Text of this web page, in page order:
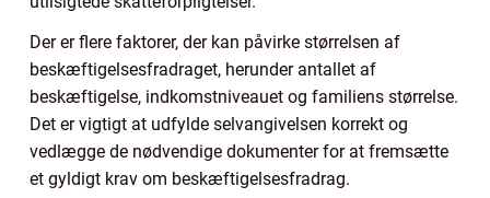
Der er flere faktorer, der kan påvirke størrelsen af
beskæftigelsesfradraget, herunder antallet af
beskæftigelse, indkomstniveauet og familiens størrelse.
Det er vigtigt at udfylde selvangivelsen korrekt og
vedlægge de nødvendige dokumenter for at fremsætte
et gyldigt krav om beskæftigelsesfradrag.